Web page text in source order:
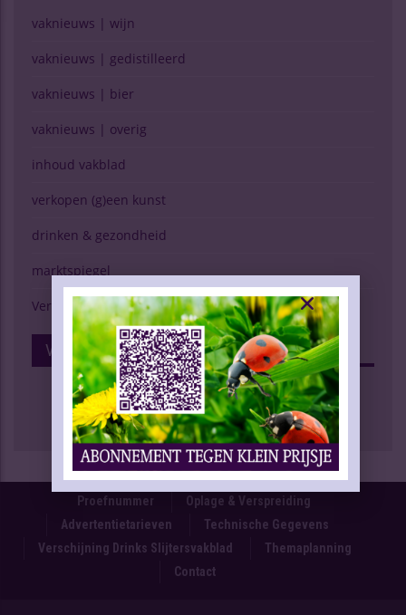
vaknieuws | wijn
vaknieuws | gedistilleerd
vaknieuws | bier
vaknieuws | overig
inhoud vakblad
verkopen (g)een kunst
drinken & gezondheid
marktspiegel
Verschijning Drinks Slijtersvakblad
Volg Ons Op Facebook
Proefnummer
Oplage & Verspreiding
Advertentietarieven
Technische Gegevens
Verschijning Drinks Slijtersvakblad
Themaplanning
Contact